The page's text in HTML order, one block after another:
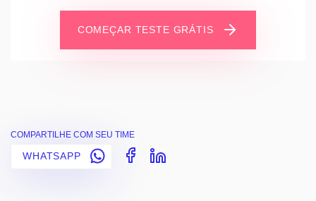
COMEÇAR TESTE GRÁTIS
COMPARTILHE COM SEU TIME
WHATSAPP